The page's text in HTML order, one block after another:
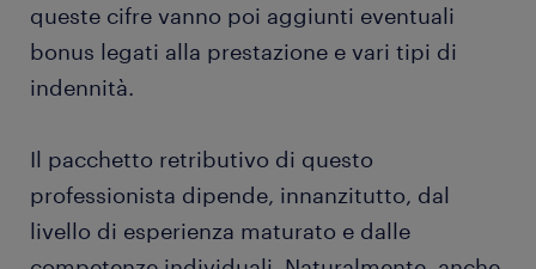
queste cifre vanno poi aggiunti eventuali
bonus legati alla prestazione e vari tipi di
indennità.
Il pacchetto retributivo di questo
professionista dipende, innanzitutto, dal
livello di esperienza maturato e dalle